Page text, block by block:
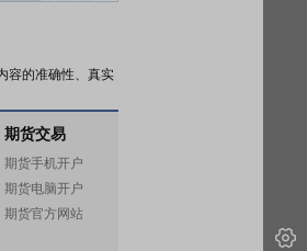
容的准确性、真实
期货交易
期货手机开户
期货电脑开户
期货官方网站